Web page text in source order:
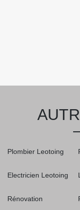
Plombier Leotoing
Electricien Leotoing
Rénovation